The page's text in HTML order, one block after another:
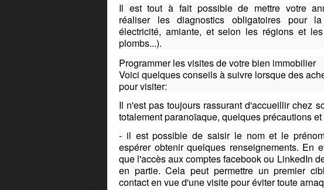
Il est tout à fait possible de mettre votre
réaliser les diagnostics obligatoires pour
électricité, amiante, et selon les régions et
plombs...).
Programmer les visites de votre bien immobilier
Voici quelques conseils à suivre lorsque des
pour visiter:
Il n'est pas toujours rassurant d'accueillir chez
totalement paranoïaque, quelques précautions
- il est possible de saisir le nom et le
espérer obtenir quelques renseignements. En
que l'accès aux comptes facebook ou LinkedIn
en partie. Cela peut permettre un premier
contact en vue d'une visite pour éviter toute